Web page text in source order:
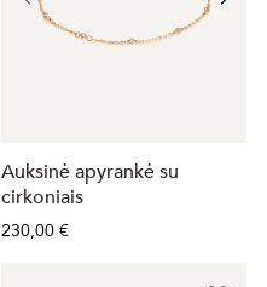
Auksinė apyrankė su
cirkoniais
230,00 €